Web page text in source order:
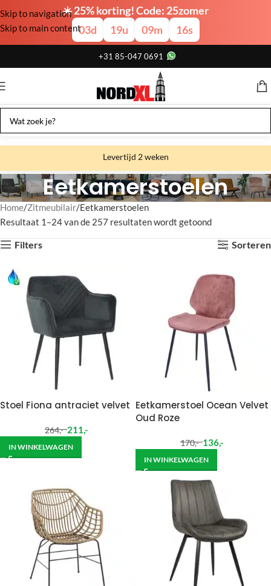
☀️ 25% korting! Code: 25zomer
03d 19u 09m 15s
Skip to navigation
Skip to main content
+31 85-047 0691
Levertijd 2 weken
Gratis verzending
Gratis afhalen
Showroom bij fabriek
Eetkamerstoelen
Home Zitmeubilair Eetkamerstoelen
Resultaat 1–24 van de 257 resultaten wordt getoond
Filters Sorteren
Stoel Fiona antraciet velvet
264,- 211,-
IN WINKELWAGEN
Eetkamerstoel Ocean Velvet
Oud Roze
170,- 136,-
IN WINKELWAGEN